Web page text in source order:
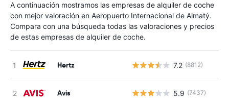
A continuación mostramos las empresas de alquiler de coche
con mejor valoración en Aeropuerto Internacional de Almatý.
Compara con una búsqueda todas las valoraciones y precios
de estas empresas de alquiler de coche.
Hertz 7.2 (8812)
Avis 5.9 (7437)